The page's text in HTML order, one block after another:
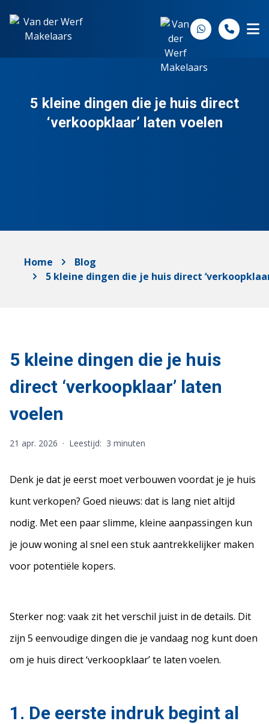
5 kleine dingen die je huis direct
‘verkoopklaar’ laten voelen
Home
Blog
5 kleine dingen die je huis direct
5 kleine dingen die je huis
direct ‘verkoopklaar’ laten
voelen
21 apr. 2026 · Leestijd: 3 minuten
Denk je dat je eerst moet verbouwen voordat je je huis
kunt verkopen? Goed nieuws: dat is lang niet altijd
nodig. Met een paar slimme, kleine aanpassingen kun
je jouw woning al snel een stuk aantrekkelijker maken
voor potentiële kopers.
Sterker nog: vaak zit het verschil juist in de details. Dit
zijn 5 eenvoudige dingen die je vandaag nog kunt doen
om je huis direct ‘verkoopklaar’ te laten voelen.
1. De eerste indruk begint al